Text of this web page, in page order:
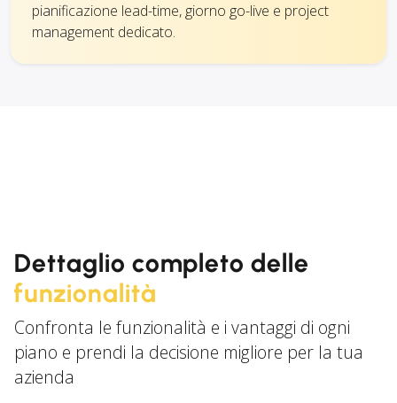
pianificazione lead-time, giorno go-live e project
management dedicato.
Dettaglio completo delle
funzionalità
Confronta le funzionalità e i vantaggi di ogni
piano e prendi la decisione migliore per la tua
azienda